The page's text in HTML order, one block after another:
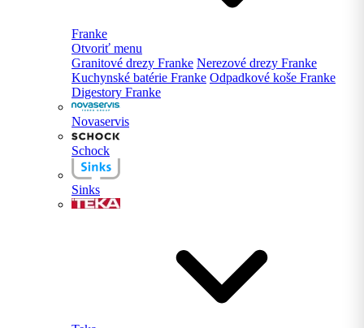
Franke
Otvoriť menu
Granitové drezy Franke Nerezové drezy Franke
Kuchynské batérie Franke Odpadkové koše Franke
Digestory Franke
Novaservis
Schock
Sinks